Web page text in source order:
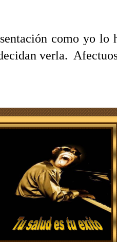
como yo lo
verla.